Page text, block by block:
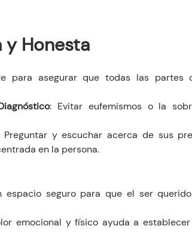
Honesta
para asegurar que todas las partes
: Evitar eufemismos o la
Preguntar y escuchar acerca de sus
en la persona.
espacio seguro para que el ser
emocional y físico ayuda a